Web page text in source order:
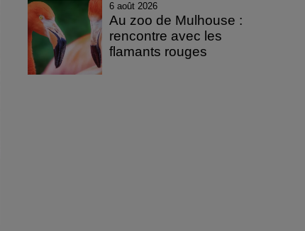
6 août 2026
Au zoo de Mulhouse :
rencontre avec les
flamants rouges